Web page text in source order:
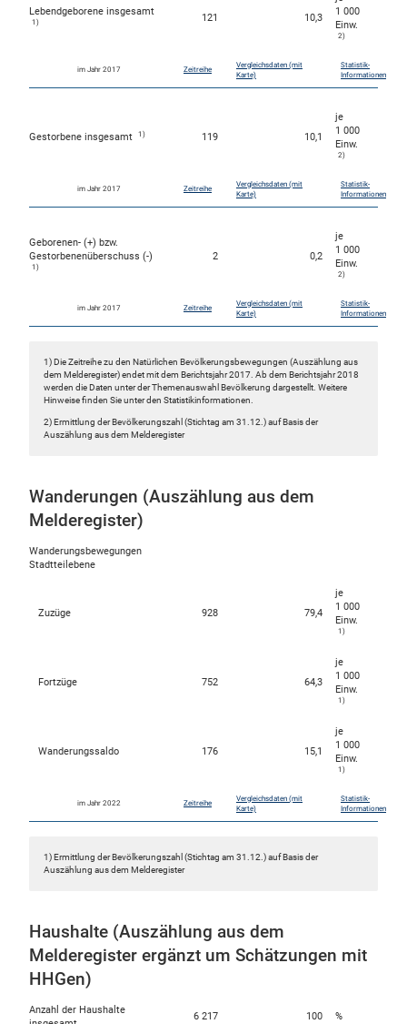
Lebendgeborene insgesamt
1) 121 10,3
1 000
Einw.
2)
im Jahr 2017 Zeitreihe
Vergleichsdaten (mit
Karte)
Statistik-
Informationen
Gestorbene insgesamt 1) 119 10,1
je
1 000
Einw.
2)
im Jahr 2017 Zeitreihe
Vergleichsdaten (mit
Karte)
Statistik-
Informationen
Geborenen- (+) bzw.
Gestorbenenüberschuss (-)
1)
2 0,2
je
1 000
Einw.
2)
im Jahr 2017 Zeitreihe
Vergleichsdaten (mit
Karte)
Statistik-
Informationen
1) Die Zeitreihe zu den Natürlichen Bevölkerungsbewegungen (Auszählung aus
dem Melderegister) endet mit dem Berichtsjahr 2017. Ab dem Berichtsjahr 2018
werden die Daten unter der Themenauswahl Bevölkerung dargestellt. Weitere
Hinweise finden Sie unter den Statistikinformationen.
2) Ermittlung der Bevölkerungszahl (Stichtag am 31.12.) auf Basis der
Auszählung aus dem Melderegister
Wanderungen (Auszählung aus dem
Melderegister)
Wanderungsbewegungen
Stadtteilebene
Zuzüge 928 79,4
je
1 000
Einw.
1)
Fortzüge 752 64,3
je
1 000
Einw.
1)
Wanderungssaldo 176 15,1
je
1 000
Einw.
1)
im Jahr 2022 Zeitreihe
Vergleichsdaten (mit
Karte)
Statistik-
Informationen
1) Ermittlung der Bevölkerungszahl (Stichtag am 31.12.) auf Basis der
Auszählung aus dem Melderegister
Haushalte (Auszählung aus dem
Melderegister ergänzt um Schätzungen mit
HHGen)
Anzahl der Haushalte
6 217 100 %